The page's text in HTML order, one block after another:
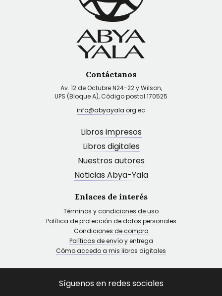
Contáctanos
Av. 12 de Octubre N24-22 y Wilson,
UPS (Bloque A), Código postal 170525
info@abyayala.org.ec
Libros impresos
Libros digitales
Nuestros autores
Noticias Abya-Yala
Enlaces de interés
Términos y condiciones de uso
Política de protección de datos personales
Condiciones de compra
Políticas de envío y entrega
Cómo accedo a mis libros digitales
Síguenos en redes sociales